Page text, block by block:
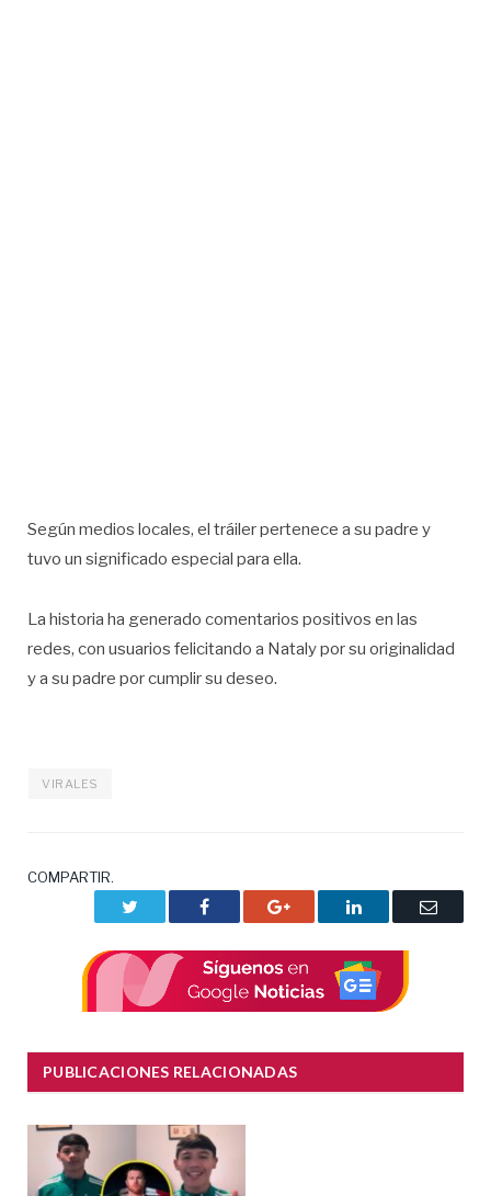
Según medios locales, el tráiler pertenece a su padre y
tuvo un significado especial para ella.
La historia ha generado comentarios positivos en las
redes, con usuarios felicitando a Nataly por su originalidad
y a su padre por cumplir su deseo.
VIRALES
COMPARTIR.
Facebook Google+ LinkedIn
Correo
PUBLICACIONES RELACIONADAS